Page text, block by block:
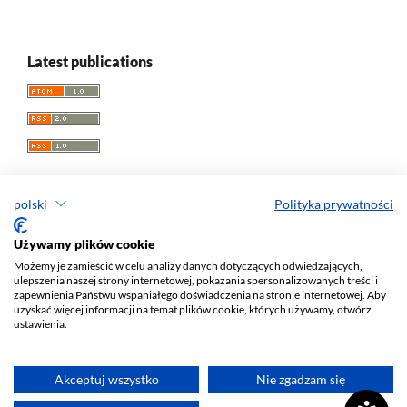
polski Polityka prywatności
Używamy plików cookie
Możemy je zamieścić w celu analizy danych dotyczących odwiedzających,
ulepszenia naszej strony internetowej, pokazania spersonalizowanych treści i
zapewnienia Państwu wspaniałego doświadczenia na stronie internetowej. Aby
uzyskać więcej informacji na temat plików cookie, których używamy, otwórz
ustawienia.
Akceptuj wszystko Nie zgadzam się
Latest publications
Przegląd Socjologii Jakościowej
e-ISSN 1733-8069
Redaktor naczelny: Krzysztof Tomasz Konecki
Wydawca: Wydawnictwo Uniwersytetu Łódzkiego (www)
Biuro:
journals@uni.lodz.pl
Deklaracja dostępności